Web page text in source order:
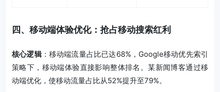
四、移动端体验优化：抢占移动搜索红利
核心逻辑：移动端流量占比已达68%，Google移动优先索引
策略下，移动端体验直接影响整体排名。某新闻博客通过移
动端优化，使移动流量占比从52%提升至79%。